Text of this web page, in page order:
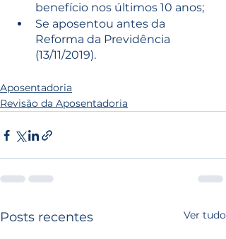
benefício nos últimos 10 anos;
Se aposentou antes da
Reforma da Previdência
(13/11/2019).
Aposentadoria
Revisão da Aposentadoria
Posts recentes Ver tudo